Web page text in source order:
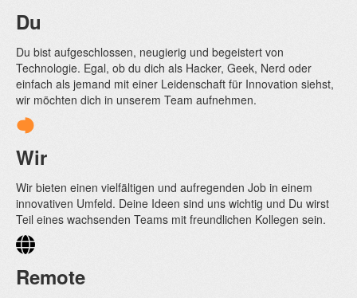
Du
Du bist aufgeschlossen, neugierig und begeistert von
Technologie. Egal, ob du dich als Hacker, Geek, Nerd oder
einfach als jemand mit einer Leidenschaft für Innovation siehst,
wir möchten dich in unserem Team aufnehmen.
Wir
Wir bieten einen vielfältigen und aufregenden Job in einem
innovativen Umfeld. Deine Ideen sind uns wichtig und Du wirst
Teil eines wachsenden Teams mit freundlichen Kollegen sein.
Remote